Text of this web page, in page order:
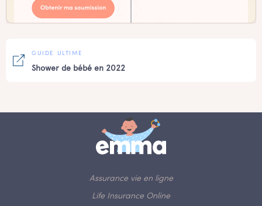
GUIDE ULTIME
Shower de bébé en 2022
Assurance vie en ligne
Life Insurance Online